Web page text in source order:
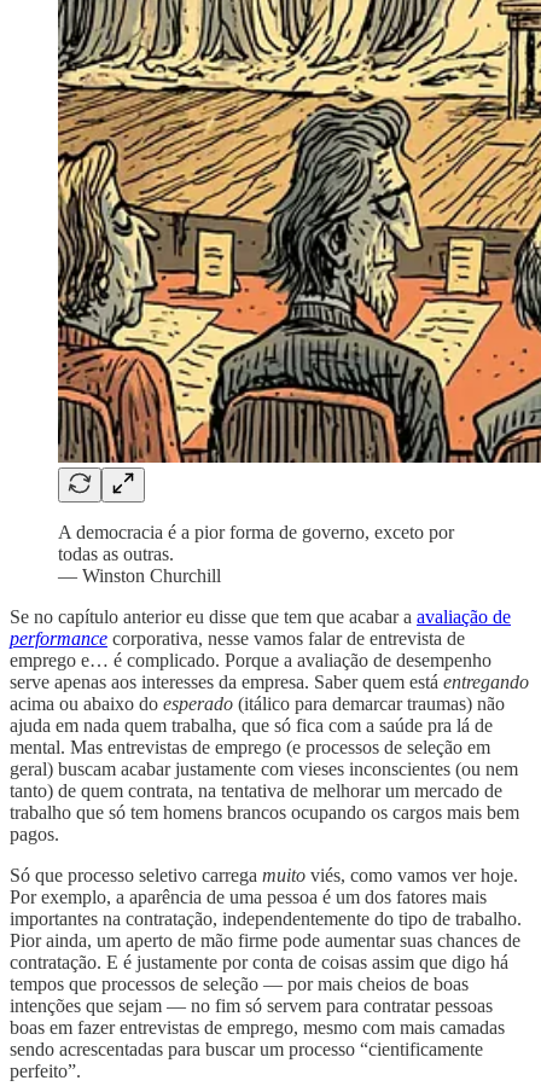
A democracia é a pior forma de governo, exceto por
todas as outras.
— Winston Churchill
Se no capítulo anterior eu disse que tem que acabar a avaliação de
performance corporativa, nesse vamos falar de entrevista de
emprego e… é complicado. Porque a avaliação de desempenho
serve apenas aos interesses da empresa. Saber quem está entregando
acima ou abaixo do esperado (itálico para demarcar traumas) não
ajuda em nada quem trabalha, que só fica com a saúde pra lá de
mental. Mas entrevistas de emprego (e processos de seleção em
geral) buscam acabar justamente com vieses inconscientes (ou nem
tanto) de quem contrata, na tentativa de melhorar um mercado de
trabalho que só tem homens brancos ocupando os cargos mais bem
pagos.
Só que processo seletivo carrega muito viés, como vamos ver hoje.
Por exemplo, a aparência de uma pessoa é um dos fatores mais
importantes na contratação, independentemente do tipo de trabalho.
Pior ainda, um aperto de mão firme pode aumentar suas chances de
contratação. E é justamente por conta de coisas assim que digo há
tempos que processos de seleção — por mais cheios de boas
intenções que sejam — no fim só servem para contratar pessoas
boas em fazer entrevistas de emprego, mesmo com mais camadas
sendo acrescentadas para buscar um processo “cientificamente
perfeito”.